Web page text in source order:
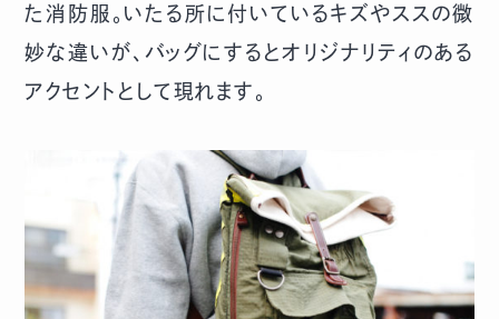
た消防服。いたる所に付いているキズやススの微
妙な違いが、バッグにするとオリジナリティのある
アクセントとして現れます。